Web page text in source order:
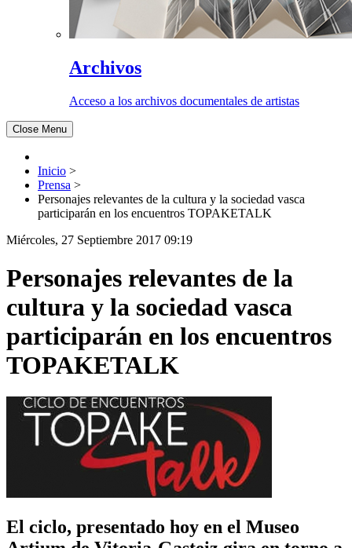
Archivos
Acceso a los archivos documentales de artistas
Close Menu
Inicio >
Prensa >
Personajes relevantes de la cultura y la sociedad vasca
participarán en los encuentros TOPAKETALK
Miércoles, 27 Septiembre 2017 09:19
Personajes relevantes de la
cultura y la sociedad vasca
participarán en los encuentros
TOPAKETALK
El ciclo, presentado hoy en el Museo